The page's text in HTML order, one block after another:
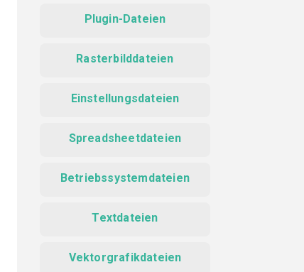
Plugin-Dateien
Rasterbilddateien
Einstellungsdateien
Spreadsheetdateien
Betriebssystemdateien
Textdateien
Vektorgrafikdateien